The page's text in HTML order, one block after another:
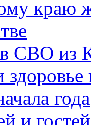
краю
СВО из
года
и